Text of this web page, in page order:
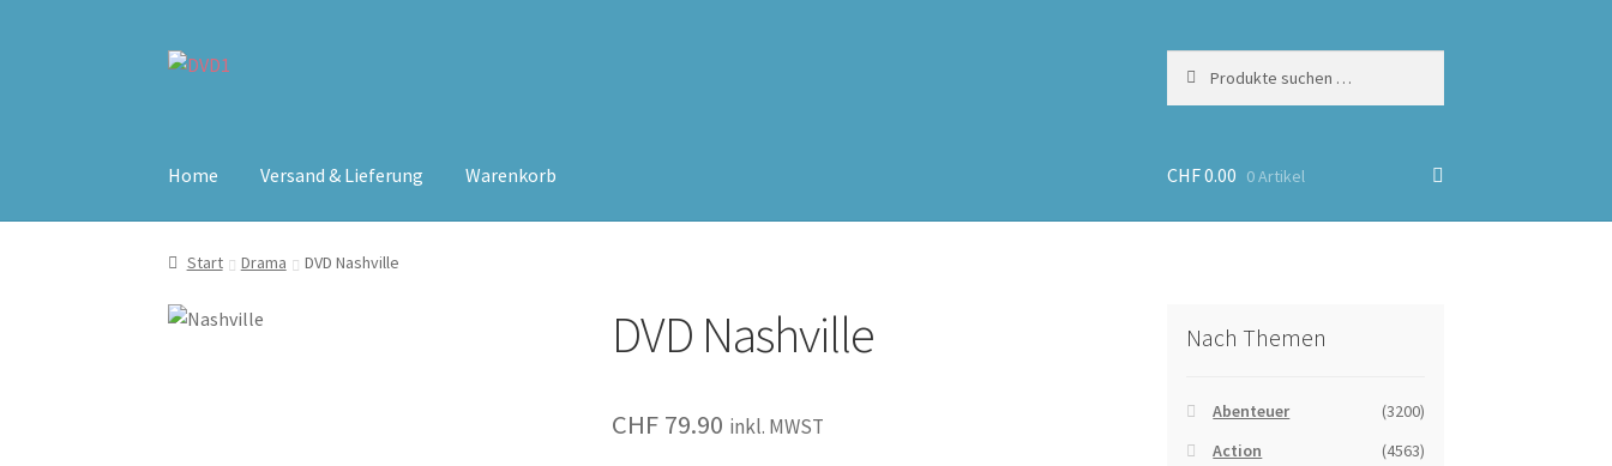
Zur
Zum
nach:
Home Versand & Lieferung Warenkorb CHF0.00 0 Artikel
Start Drama DVD Nashville
DVD Nashville
CHF 79.90 inkl. MWST
Nach Themen
Abenteuer
(3200)
Action
(4563)